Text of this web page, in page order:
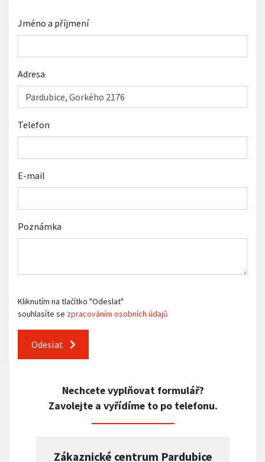
Jméno a příjmení
Adresa
Telefon
E-mail
Poznámka
Kliknutím na tlačítko "Odeslat"
souhlasíte se zpracováním osobních údajů
Odeslat
Nechcete vyplňovat formulář?
Zavolejte a vyřídíme to po telefonu.
Zákaznické centrum Pardubice